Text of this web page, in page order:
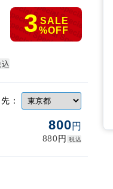
3SALE
%OFF
：
800円
880円 税込